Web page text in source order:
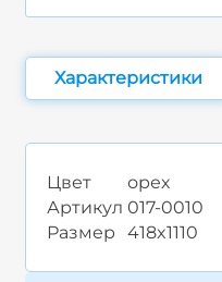
Характеристики
Цвет
орех
Артикул 017-0010
Размер
418x1110